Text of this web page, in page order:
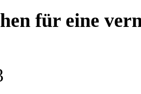
für eine